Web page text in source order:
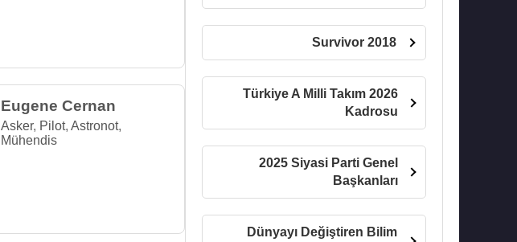
Eugene Cernan
Asker, Pilot,Astronot,
Mühendis
Survivor 2018
Türkiye A Milli Takım 2026
Kadrosu
2025 Siyasi Parti Genel
Başkanları
Dünyayı Değiştiren Bilim